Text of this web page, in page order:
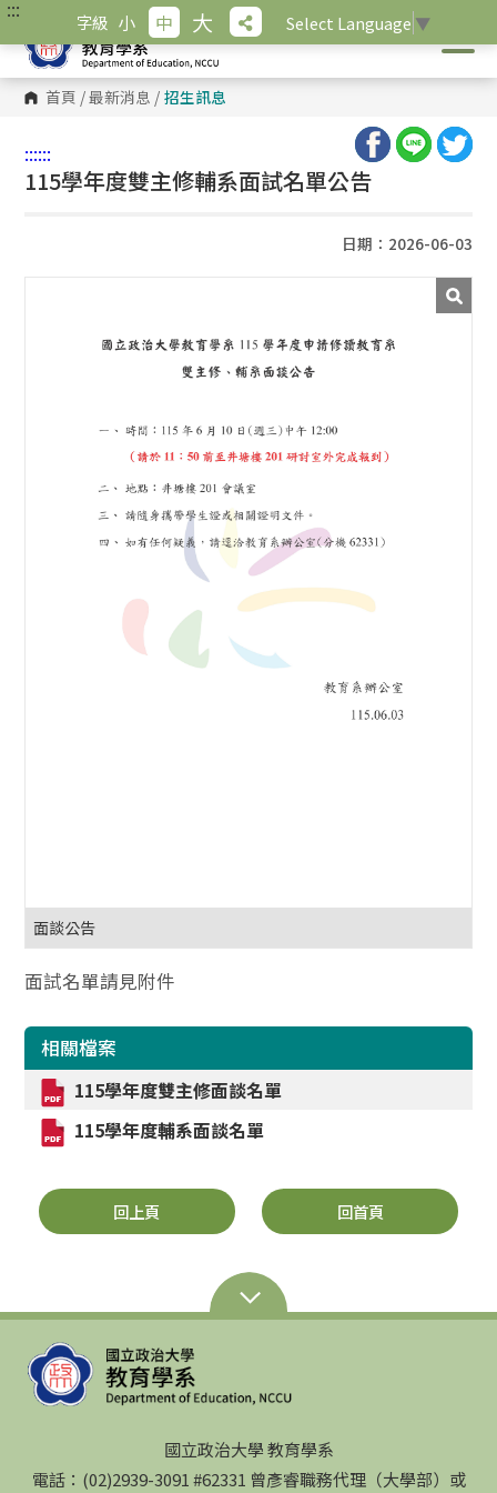
跳
主
內
容
::: 字級 小 中 大 Select Language ▼
首頁 /最新消息 / 招生訊息
::::::
115學年度雙主修輔系面試名單公告
日期：2026-06-03
面談公告
面試名單請見附件
相關檔案
115學年度雙主修面談名單
115學年度輔系面談名單
回上頁 回首頁
國立政治大學 教育學系
電話：(02)2939-3091 #62331 曾彥睿職務代理（大學部）或